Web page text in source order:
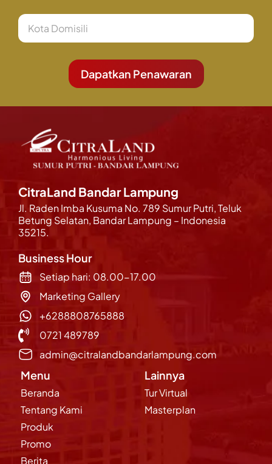
City
Dapatkan Penawaran
CitraLand Bandar Lampung
Jl. Raden Imba Kusuma No. 789 Sumur Putri, Teluk
Betung Selatan, Bandar Lampung – Indonesia
35215.
Business Hour
Setiap hari: 08.00-17.00
Marketing Gallery
+6288808765888
0721 489789
admin@citralandbandarlampung.com
Menu
Beranda
Tentang Kami
Produk
Promo
Berita
Lainnya
Tur Virtual
Masterplan